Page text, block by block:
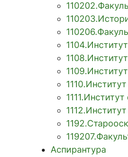
Аспирантура